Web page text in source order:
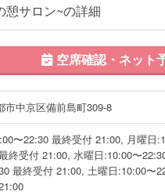
憩サロン~の詳細
空席確認・ネット
市中京区備前島町309-8
〜22:30 最終受付 21:00, 月曜
終受付 21:00, 水曜日:10:00〜
最終受付 21:00, 土曜日:10:00〜